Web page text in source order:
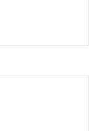
する際の注意点は？（百
トは？（百 賢二 ほ
ター
き薬は？（島﨑
あるの？（山本 佳
の剤テク